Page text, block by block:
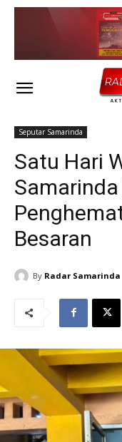
Seputar Samarinda
Satu Hari
Besaran
By Radar Samarinda